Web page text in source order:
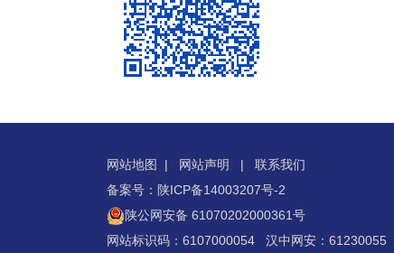
网站地图 | 网站声明 | 联系我们
备案号：陕ICP备14003207号-2
陕公网安备 61070202000361号
网站标识码：6107000054 汉中网安：61230055